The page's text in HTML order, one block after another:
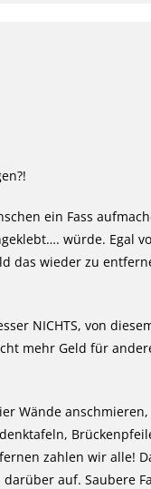
ein Fass
würde. Egal
das wieder zu
NICHTS, von
mehr Geld für
Wände
zahlen wir alle!
auf. Saubere